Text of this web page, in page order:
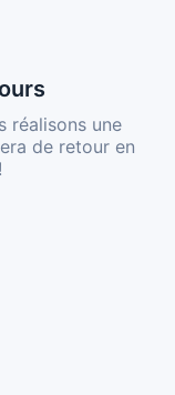
réalisons une
de retour en